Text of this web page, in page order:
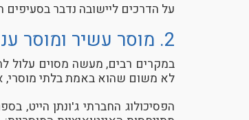
על הדרכים ליישובה נדבר בסעיפים
2. מוסר עשיר ומוסר עני
במקרים רבים, מעשה מסוים עלול
לא משום שהוא באמת בלתי מוסרי,